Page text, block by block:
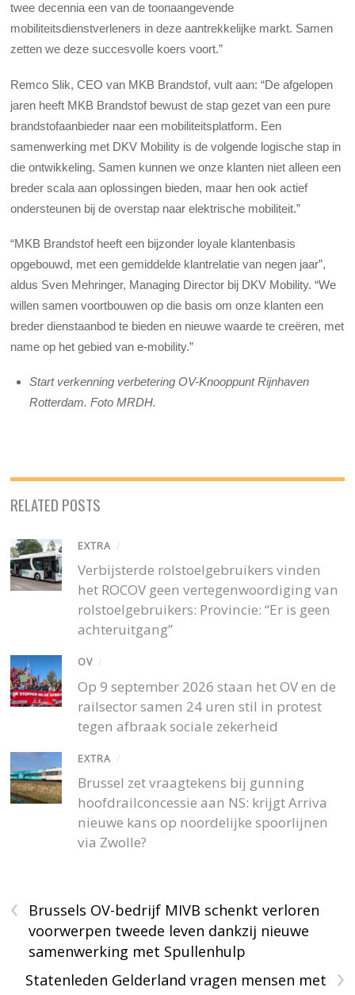
twee decennia een van de toonaangevende
mobiliteitsdienstverleners in deze aantrekkelijke markt. Samen
zetten we deze succesvolle koers voort.”
Remco Slik, CEO van MKB Brandstof, vult aan: “De afgelopen
jaren heeft MKB Brandstof bewust de stap gezet van een pure
brandstofaanbieder naar een mobiliteitsplatform. Een
samenwerking met DKV Mobility is de volgende logische stap in
die ontwikkeling. Samen kunnen we onze klanten niet alleen een
breder scala aan oplossingen bieden, maar hen ook actief
ondersteunen bij de overstap naar elektrische mobiliteit.”
“MKB Brandstof heeft een bijzonder loyale klantenbasis
opgebouwd, met een gemiddelde klantrelatie van negen jaar”,
aldus Sven Mehringer, Managing Director bij DKV Mobility. “We
willen samen voortbouwen op die basis om onze klanten een
breder dienstaanbod te bieden en nieuwe waarde te creëren, met
name op het gebied van e-mobility.”
Start verkenning verbetering OV-Knooppunt Rijnhaven
Rotterdam. Foto MRDH.
RELATED POSTS
EXTRA /
Verbijsterde rolstoelgebruikers vinden
het ROCOV geen vertegenwoordiging van
rolstoelgebruikers: Provincie: “Er is geen
achteruitgang”
OV /
Op 9 september 2026 staan het OV en de
railsector samen 24 uren stil in protest
tegen afbraak sociale zekerheid
EXTRA /
Brussel zet vraagtekens bij gunning
hoofdrailconcessie aan NS: krijgt Arriva
nieuwe kans op noordelijke spoorlijnen
via Zwolle?
‹
Brussels OV-bedrijf MIVB schenkt verloren
voorwerpen tweede leven dankzij nieuwe
samenwerking met Spullenhulp
›
Statenleden Gelderland vragen mensen met